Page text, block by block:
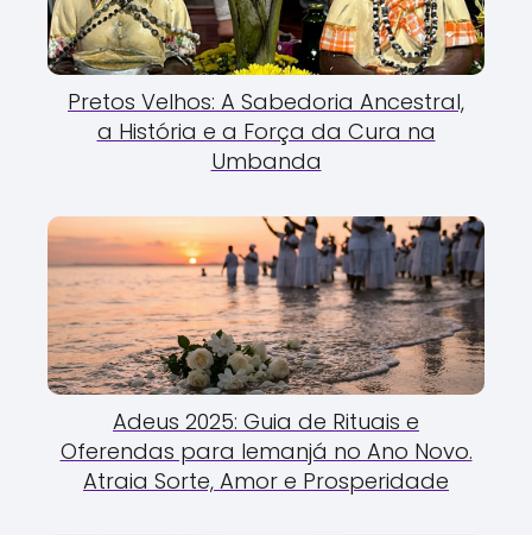
Pretos Velhos: A Sabedoria Ancestral,
a História e a Força da Cura na
Umbanda
Adeus 2025: Guia de Rituais e
Oferendas para Iemanjá no Ano Novo.
Atraia Sorte, Amor e Prosperidade